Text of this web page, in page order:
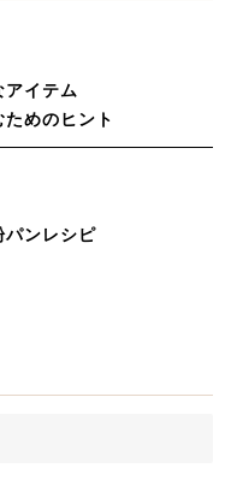
アイテム
めのヒント
パンレシピ